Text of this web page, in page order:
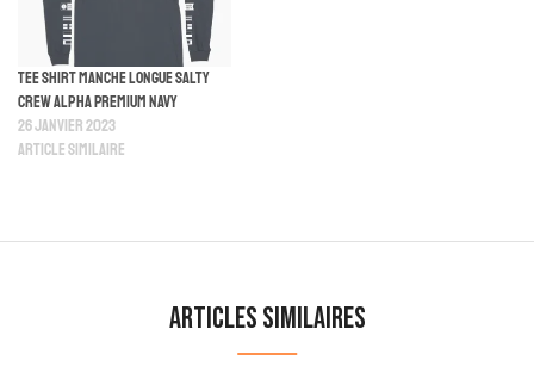
Tee Shirt Manche Longue Salty
Crew Alpha Premium Navy
26 janvier 2023
Article similaire
Articles similaires